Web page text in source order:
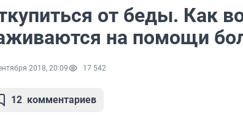
от беды. Как
на помощи
2018, 20:09 17 542
12 комментариев